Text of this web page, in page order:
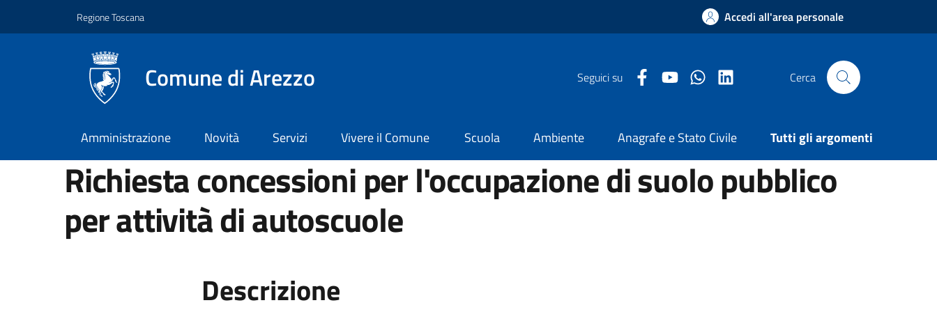
Regione Toscana Accedi all'area personale
Comune di Arezzo Seguici su Facebook Comune di Arezzo
Youtube Comune di Arezzo
Twitter Comune di Arezzo
LinkedIn Comune di Arezzo
Cerca
Amministrazione Novità Servizi Vivere il Comune Scuola Ambiente Anagrafe e Stato Civile Tutti gli argomenti
Richiesta concessioni per l'occupazione di suolo pubblico
per attività di autoscuole
Descrizione